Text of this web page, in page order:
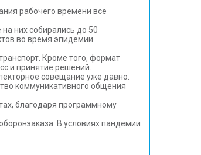
рабочего времени все
них собирались до 50
во время эпидемии
Кроме того, формат
и принятие решений.
совещание уже давно.
коммуникативного общения
благодаря программному
В условиях пандемии